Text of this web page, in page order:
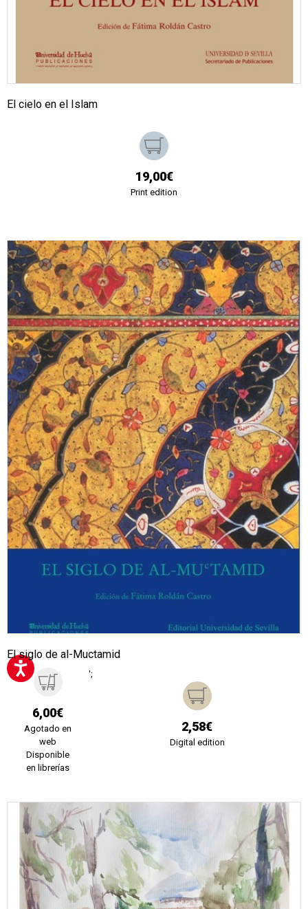
El cielo en el Islam
19,00€
Print edition
El siglo de al-Muctamid
6,00€
Agotado en
web
Disponible
en librerías
';
2,58€
Digital edition